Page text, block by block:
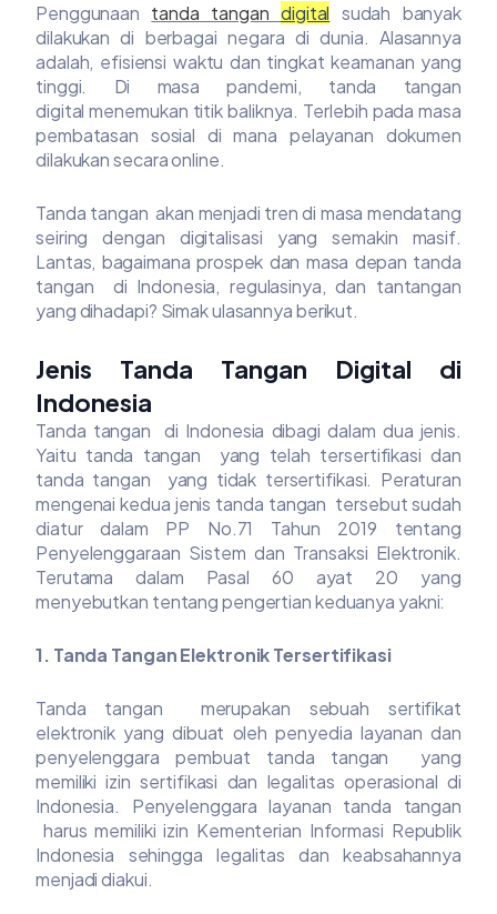
Penggunaan tanda tangandigital sudah banyak
dilakukan di berbagai negara di dunia. Alasannya
adalah, efisiensi waktu dan tingkat keamanan yang
tinggi. Di masa pandemi, tanda tangan
digital menemukan titik baliknya. Terlebih pada masa
pembatasan sosial di mana pelayanan dokumen
dilakukan secara online.
Tanda tangan akan menjadi tren di masa mendatang
seiring dengan digitalisasi yang semakin masif.
Lantas, bagaimana prospek dan masa depan tanda
tangan di Indonesia, regulasinya, dan tantangan
yang dihadapi? Simak ulasannya berikut.
Jenis Tanda Tangan Digital di
Indonesia
Tanda tangan di Indonesia dibagi dalam dua jenis.
Yaitu tanda tangan yang telah tersertifikasi dan
tanda tangan yang tidak tersertifikasi. Peraturan
mengenai kedua jenis tanda tangan tersebut sudah
diatur dalam PP No.71 Tahun 2019 tentang
Penyelenggaraan Sistem dan Transaksi Elektronik.
Terutama dalam Pasal 60 ayat 20 yang
menyebutkan tentang pengertian keduanya yakni:
1. Tanda Tangan Elektronik Tersertifikasi
Tanda tangan merupakan sebuah sertifikat
elektronik yang dibuat oleh penyedia layanan dan
penyelenggara pembuat tanda tangan yang
memiliki izin sertifikasi dan legalitas operasional di
Indonesia. Penyelenggara layanan tanda tangan
harus memiliki izin Kementerian Informasi Republik
Indonesia sehingga legalitas dan keabsahannya
menjadi diakui.